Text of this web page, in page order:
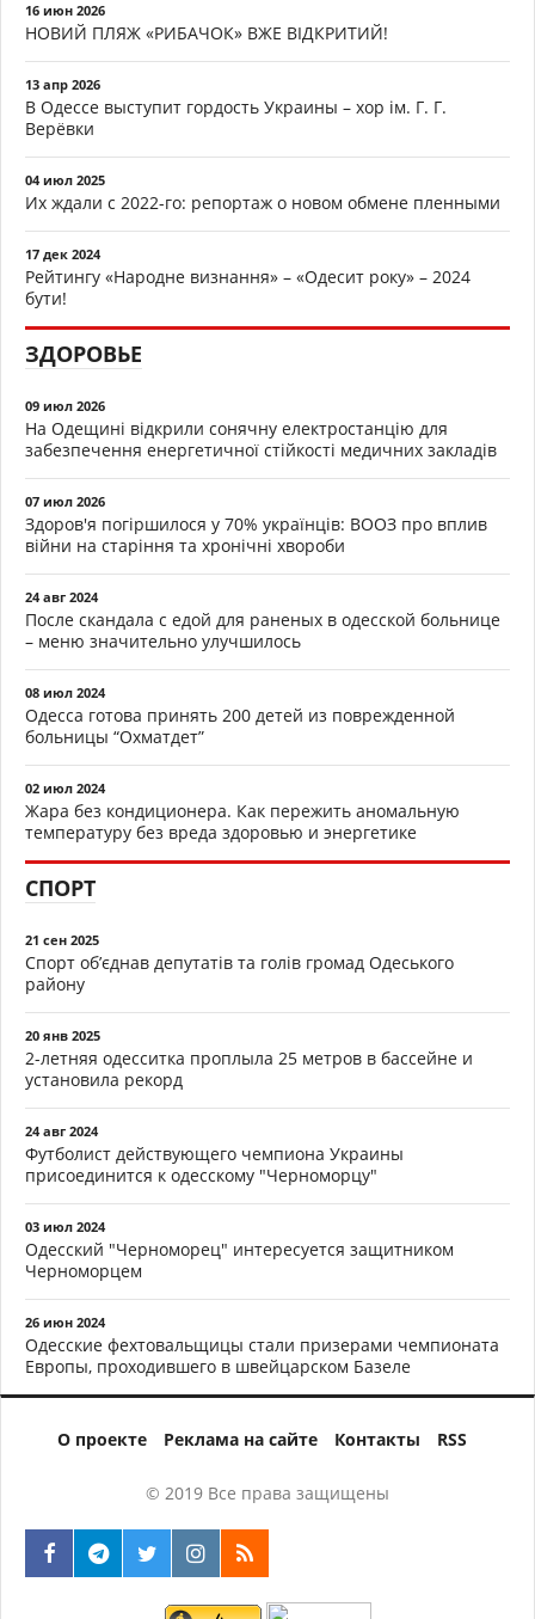
16 июн 2026
НОВИЙ ПЛЯЖ «РИБАЧОК» ВЖЕ ВІДКРИТИЙ!
13 апр 2026
В Одессе выступит гордость Украины – хор ім. Г. Г.
Верёвки
04 июл 2025
Их ждали с 2022-го: репортаж о новом обмене пленными
17 дек 2024
Рейтингу «Народне визнання» – «Одесит року» – 2024
бути!
ЗДОРОВЬЕ
09 июл 2026
На Одещині відкрили сонячну електростанцію для
забезпечення енергетичної стійкості медичних закладів
07 июл 2026
Здоров'я погіршилося у 70% українців: ВООЗ про вплив
війни на старіння та хронічні хвороби
24 авг 2024
После скандала с едой для раненых в одесской больнице
– меню значительно улучшилось
08 июл 2024
Одесса готова принять 200 детей из поврежденной
больницы “Охматдет”
02 июл 2024
Жара без кондиционера. Как пережить аномальную
температуру без вреда здоровью и энергетике
СПОРТ
21 сен 2025
Спорт об’єднав депутатів та голів громад Одеського
району
20 янв 2025
2-летняя одесситка проплыла 25 метров в бассейне и
установила рекорд
24 авг 2024
Футболист действующего чемпиона Украины
присоединится к одесскому "Черноморцу"
03 июл 2024
Одесский "Черноморец" интересуется защитником
Черноморцем
26 июн 2024
Одесские фехтовальщицы стали призерами чемпионата
Европы, проходившего в швейцарском Базеле
О проекте Реклама на сайте Контакты RSS
© 2019 Все права защищены